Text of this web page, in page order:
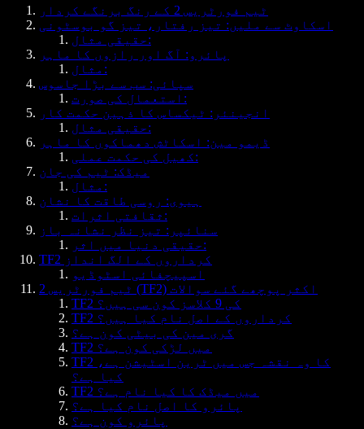
ٹیم فورٹریس 2 کے رنگ برنگے کردار
اسکاوٹ سے ملیں: تیز رفتار، تیز گو بوسٹونی
حقیقی مثال:
پائرو: آگ اور رازوں کا ماہر
مثال:
سپائی: سب سے بڑا جاسوس
استعمال کی صورت:
انجینئر: ٹیکساس کا ذہین حکمت کار
حقیقی مثال:
ڈیمو مین: اسکاٹش دھماکوں کا ماہر
کھیل کی حکمت عملی:
میڈک: ٹیم کی جان
مثال:
ہیوی: روسی طاقت کا نشان
ثقافتی اثرات:
سنائپر: تیز نظر نشانہ باز
حقیقی دنیا میں اثر:
TF2 کرداروں کے الگ انداز
اسپیچفائی اسٹوڈیو
ٹیم فورٹریس 2 (TF2) اکثر پوچھے گئے سوالات
TF2 کی 9 کلاسز کون سی ہیں؟
TF2 کرداروں کے اصل نام کیا ہیں؟
گری مین کی بیٹی کون ہے؟
TF2 میں لڑکی کون ہے؟
TF2 کا وہ نقشہ جس میں ٹرین اسٹیشن ہے،
کیا ہے؟
TF2 میں میڈک کا کیا نام ہے؟
پائرو کا اصل نام کیا ہے؟
پائرو کون ہے؟